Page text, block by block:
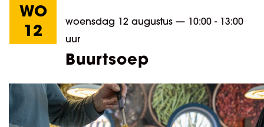
WO
12
woensdag 12 augustus — 10:00 - 13:00
uur
Buurtsoep